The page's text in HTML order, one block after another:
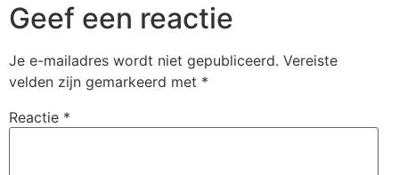
Geef een reactie
Je e-mailadres wordt niet gepubliceerd. Vereiste
velden zijn gemarkeerd met *
Reactie *